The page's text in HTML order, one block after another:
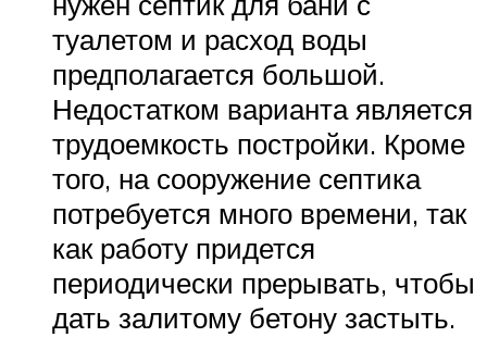
туалетом и расход воды
предполагается большой.
Недостатком варианта является
трудоемкость постройки. Кроме
того, на сооружение септика
потребуется много времени, так
как работу придется
периодически прерывать, чтобы
дать залитому бетону застыть.